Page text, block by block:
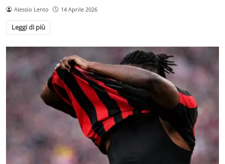
Alessio Lento 14 Aprile 2026
Leggi di più